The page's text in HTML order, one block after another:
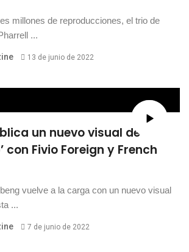
millones de reproducciones, el trio de
...
13 de junio de 2022
un nuevo visual de
con Fivio Foreign y French
vuelve a la carga con un nuevo visual
...
7 de junio de 2022